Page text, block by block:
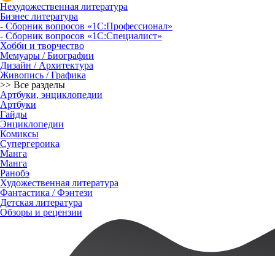
Нехудожественная литература
Бизнес литература
- Сборник вопросов «1С:Профессионал»
- Сборник вопросов «1С:Специалист»
Хобби и творчество
Мемуары / Биографии
Дизайн / Архитектура
Живопись / Графика
>> Все разделы
Артбуки, энциклопедии
Артбуки
Гайды
Энциклопедии
Комиксы
Супергероика
Манга
Манга
Ранобэ
Художественная литература
Фантастика / Фэнтези
Детская литература
Обзоры и рецензии